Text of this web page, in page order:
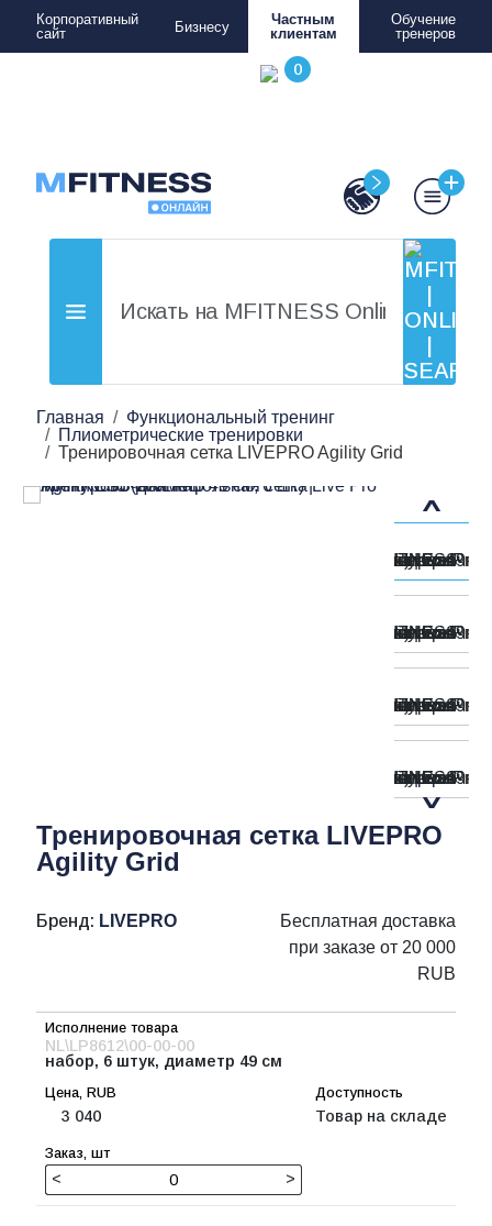
Корпоративный
сайт
Бизнесу
Частным
клиентам
Обучение
тренеров
Главная
Функциональный тренинг
Плиометрические тренировки
Тренировочная сетка LIVEPRO Agility Grid
Тренировочная сетка LIVEPRO
Agility Grid
Бренд: LIVEPRO
Бесплатная доставка
при заказе от 20 000
RUB
NL\LP8612\00-00-00
набор, 6 штук, диаметр 49 см
3 040 Товар на складе
< >